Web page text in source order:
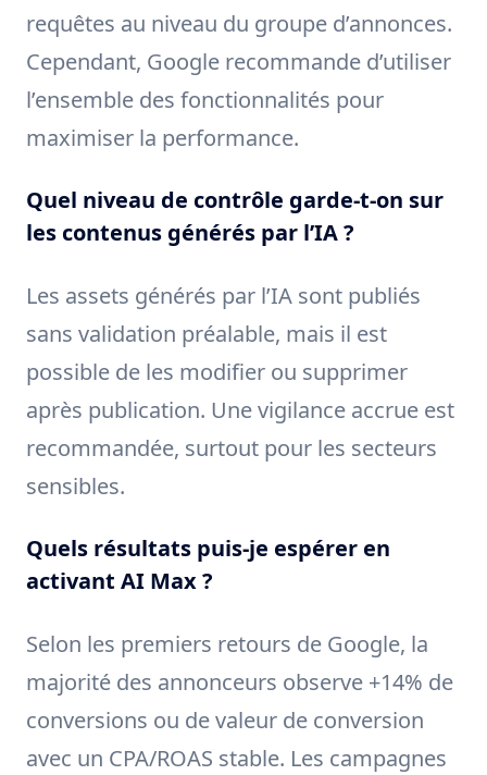
requêtes au niveau du groupe d’annonces.
Cependant, Google recommande d’utiliser
l’ensemble des fonctionnalités pour
maximiser la performance.
Quel niveau de contrôle garde-t-on sur
les contenus générés par l’IA ?
Les assets générés par l’IA sont publiés
sans validation préalable, mais il est
possible de les modifier ou supprimer
après publication. Une vigilance accrue est
recommandée, surtout pour les secteurs
sensibles.
Quels résultats puis-je espérer en
activant AI Max ?
Selon les premiers retours de Google, la
majorité des annonceurs observe +14% de
conversions ou de valeur de conversion
avec un CPA/ROAS stable. Les campagnes